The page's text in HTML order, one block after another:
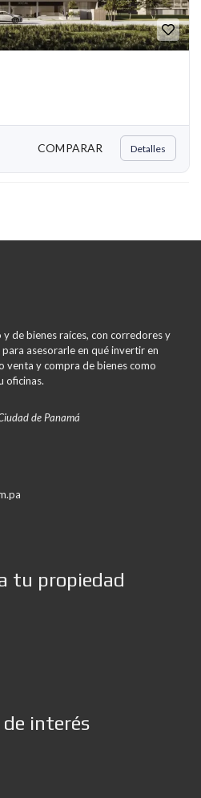
COMPARAR Detalles
de bienes raíces, con corredores y
asesorarle en qué invertir en
venta y compra de bienes como
oficinas.
de Panamá
tu propiedad
de interés